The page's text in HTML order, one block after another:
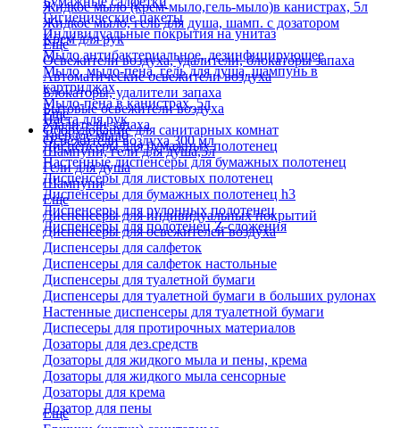
Гигиенические пакеты
Индивидуальные покрытия на унитаз
Жидкое мыло (крем-мыло,гель-мыло)в канистрах, 5л
Жидкое мыло, гель для душа, шамп. с дозатором
Крем для рук
Мыло антибактериальное, дезинфицирующее
Мыло, мыло-пена, гель для душа, шампунь в
картриджах
Мыло-пена в канистрах, 5л
Паста для рук
Твердое мыло
Шампуни, гели для душа,5л
Гели для душа
Шампуни
Еще
Освежители воздуха, удалители, блокаторы запаха
Автоматические освежители воздуха
Блокаторы, удалители запаха
Бытовые освежители воздуха
Удалители запаха
Освежители воздуха 300 мл
Еще
Оборудование для санитарных комнат
Диспенсеры для бумажных полотенец
Настенные диспенсеры для бумажных полотенец
Диспенсеры для листовых полотенец
Диспенсеры для бумажных полотенец h3
Диспенсеры для рулонных полотенец
Диспенсеры для полотенец Z-сложения
Еще
Диспенсеры для индивидуальных покрытий
Диспенсеры для освежителей воздуха
Диспенсеры для салфеток
Диспенсеры для салфеток настольные
Диспенсеры для туалетной бумаги
Диспенсеры для туалетной бумаги в больших рулонах
Настенные диспенсеры для туалетной бумаги
Диспесеры для протирочных материалов
Дозаторы для дез.средств
Дозаторы для жидкого мыла и пены, крема
Дозаторы для жидкого мыла сенсорные
Дозаторы для крема
Дозатор для пены
Еще